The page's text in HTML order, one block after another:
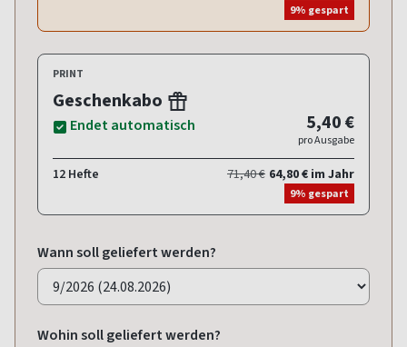
9% gespart
PRINT
Geschenkabo
Endet automatisch 5,40 €
pro Ausgabe
12 Hefte 71,40 € 64,80 € im Jahr
9% gespart
Wann soll geliefert werden?
Wohin soll geliefert werden?